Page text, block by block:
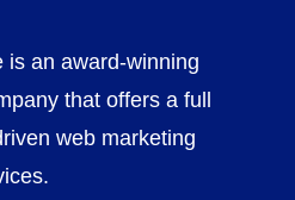
is an award-winning
that offers a full
web marketing